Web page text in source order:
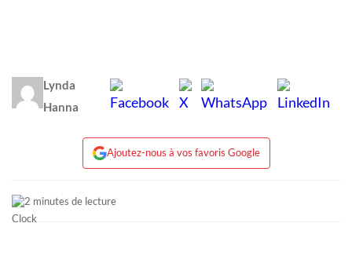
Lynda
Hanna
Ajoutez-nous à vos favoris Google
2 minutes de lecture